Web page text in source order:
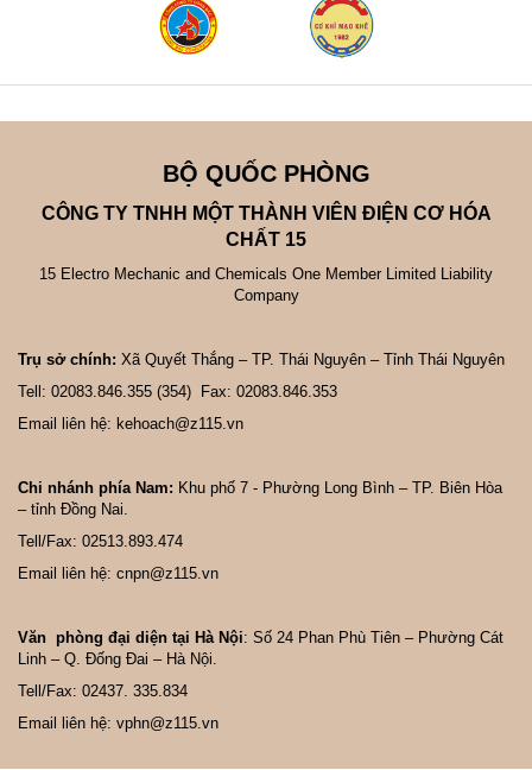
BỘ QUỐC PHÒNG
CÔNG TY TNHH MỘT THÀNH VIÊN ĐIỆN CƠ HÓA
CHẤT 15
15 Electro Mechanic and Chemicals One Member Limited Liability
Company
Trụ sở chính: Xã Quyết Thắng – TP. Thái Nguyên – Tỉnh Thái Nguyên
Tell: 02083.846.355 (354) Fax: 02083.846.353
Email liên hệ: kehoach@z115.vn
Chi nhánh phía Nam: Khu phố 7 - Phường Long Bình – TP. Biên Hòa
– tỉnh Đồng Nai.
Tell/Fax: 02513.893.474
Email liên hệ: cnpn@z115.vn
Văn phòng đại diện tại Hà Nội: Số 24 Phan Phù Tiên – Phường Cát
Linh – Q. Đống Đai – Hà Nội.
Tell/Fax: 02437. 335.834
Email liên hệ: vphn@z115.vn